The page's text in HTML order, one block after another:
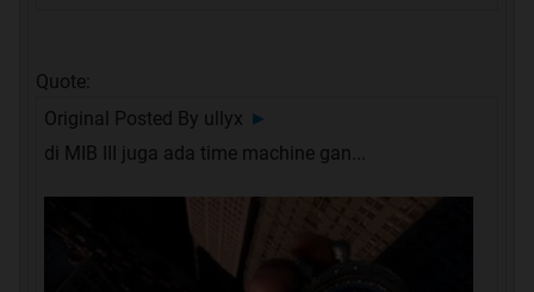
Quote:
Original Posted By ullyx ►
di MIB III juga ada time machine gan...